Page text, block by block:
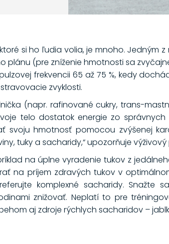
si ho ľudia volia, je mnoho. Jedným
plánu (pre zníženie hmotnosti sa
frekvencii 65 až 75 %, kedy
zvyklosti.
(napr. rafinované cukry, trans-
telo dostatok energie zo správnych
svoju hmotnosť pomocou zvýšenej
tuky a sacharidy,“ upozorňuje
na úplne vyradenie tukov z
na príjem zdravých tukov v
komplexné sacharidy. Snažte
znižovať. Neplatí to pre
aj zdroje rýchlych sacharidov –